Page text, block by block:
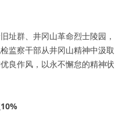
址群、井冈山革命烈士陵园，
监察干部从井冈山精神中汲取
良作风，以永不懈怠的精神状